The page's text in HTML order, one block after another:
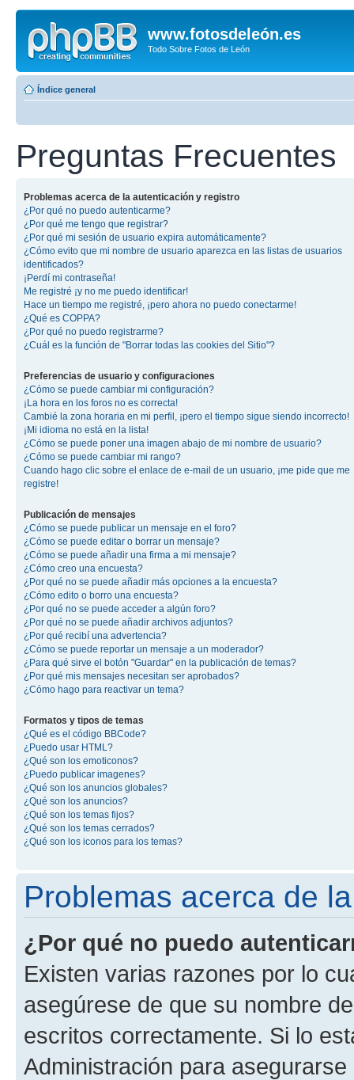
www.fotosdeleón.es
Todo Sobre Fotos de León
Índice general
Preguntas Frecuentes
Problemas acerca de la autenticación y registro
¿Por qué no puedo autenticarme?
¿Por qué me tengo que registrar?
¿Por qué mi sesión de usuario expira automáticamente?
¿Cómo evito que mi nombre de usuario aparezca en las listas de usuarios
identificados?
¡Perdí mi contraseña!
Me registré ¡y no me puedo identificar!
Hace un tiempo me registré, ¡pero ahora no puedo conectarme!
¿Qué es COPPA?
¿Por qué no puedo registrarme?
¿Cuál es la función de "Borrar todas las cookies del Sitio"?
Preferencias de usuario y configuraciones
¿Cómo se puede cambiar mi configuración?
¡La hora en los foros no es correcta!
Cambié la zona horaria en mi perfil, ¡pero el tiempo sigue siendo incorrecto!
¡Mi idioma no está en la lista!
¿Cómo se puede poner una imagen abajo de mi nombre de usuario?
¿Cómo se puede cambiar mi rango?
Cuando hago clic sobre el enlace de e-mail de un usuario, ¡me pide que me
registre!
Publicación de mensajes
¿Cómo se puede publicar un mensaje en el foro?
¿Cómo se puede editar o borrar un mensaje?
¿Cómo se puede añadir una firma a mi mensaje?
¿Cómo creo una encuesta?
¿Por qué no se puede añadir más opciones a la encuesta?
¿Cómo edito o borro una encuesta?
¿Por qué no se puede acceder a algún foro?
¿Por qué no se puede añadir archivos adjuntos?
¿Por qué recibí una advertencia?
¿Cómo se puede reportar un mensaje a un moderador?
¿Para qué sirve el botón "Guardar" en la publicación de temas?
¿Por qué mis mensajes necesitan ser aprobados?
¿Cómo hago para reactivar un tema?
Formatos y tipos de temas
¿Qué es el código BBCode?
¿Puedo usar HTML?
¿Qué son los emoticonos?
¿Puedo publicar imagenes?
¿Qué son los anuncios globales?
¿Qué son los anuncios?
¿Qué son los temas fijos?
¿Qué son los temas cerrados?
¿Qué son los iconos para los temas?
Problemas acerca de
¿Por qué no puedo
Existen varias razones por lo
asegúrese de que su nombre
escritos correctamente. Si lo
Administración para